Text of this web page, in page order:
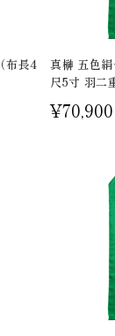
布長4
真榊 五色
尺5寸 羽二
¥70,900